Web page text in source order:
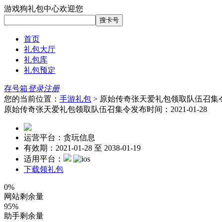
游戏狗礼包中心欢迎您
首页
礼包大厅
礼包库
礼包预定
存号箱登录注册
您的当前位置： 手游礼包 > 原始传奇张天爱礼包领取队伍召集
原始传奇张天爱礼包领取队伍召集令发布时间：2021-01-28
运营平台：贪玩信息
有效期：2021-01-28 至 2038-01-19
适用平台：
下载领礼包
0%
网站剩余量
95%
助手剩余量